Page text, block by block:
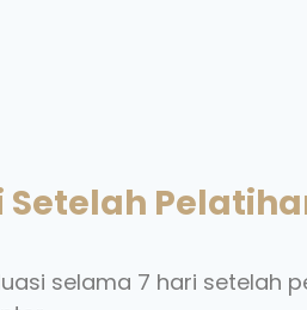
Setelah
selama 7 hari setelah